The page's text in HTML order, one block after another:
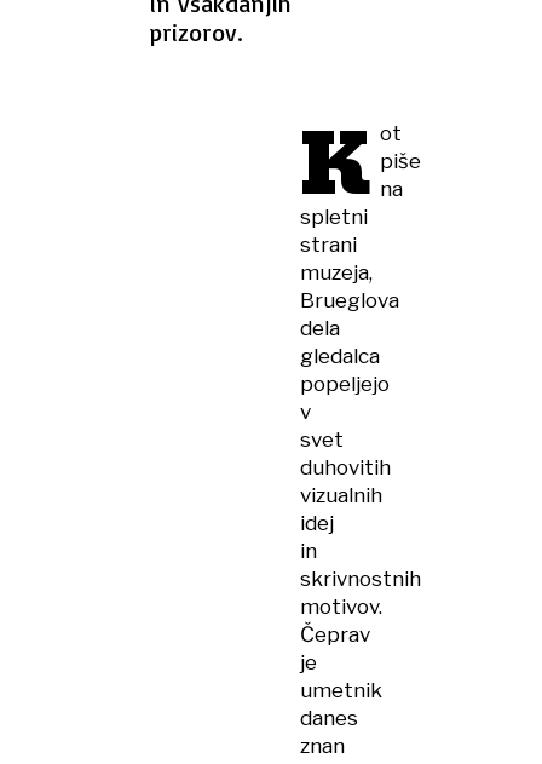
prizorov.
K ot
piše
na
spletni
strani
muzeja,
Brueglova
dela
gledalca
popeljejo
v
svet
duhovitih
vizualnih
idej
in
skrivnostnih
motivov.
Čeprav
je
umetnik
danes
znan